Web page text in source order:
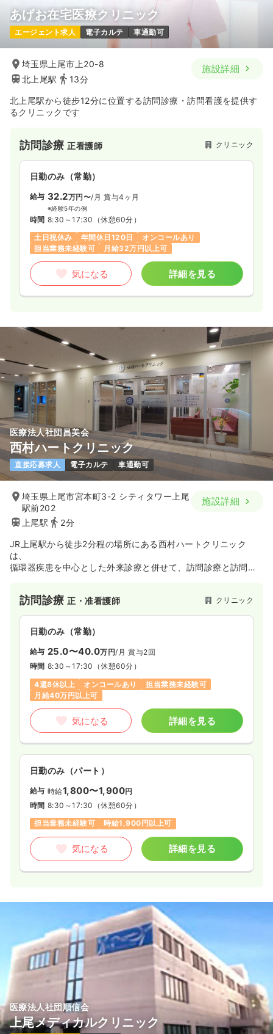
あげお在宅医療クリニック
エージェント求人 電子カルテ 車通勤可
埼玉県上尾市上20-8
北上尾駅
13分
施設詳細
北上尾駅から徒步12分に位置する訪問診療・訪問看護を提供す
るクリニックです
訪問診療正看護師 クリニック
日勤のみ（常勤）
給与 32.2万円〜/月 賞与4ヶ月
※経験5年の例
時間 8:30～17:30 （休憩60分）
土日祝休み
年間休日120日
オンコールあり
担当業務未経験可
月給32万円以上可
気になる 詳細を見る
医療法人社団昌美会
西村ハートクリニック
直接応募求人 電子カルテ 車通勤可
埼玉県上尾市宮本町3-2 シティタワー上尾
駅前202
上尾駅
2分
施設詳細
JR上尾駅から徒歩2分程の場所にある西村ハートクリニック
は、
循環器疾患を中心とした外来診療と併せて、訪問診療と訪問看
このたび看護体制のさらなる充実を図るため、新しい看護スタ
ッフを募集することになりました。
訪問診療のご経験がない方もベテランスタッフが丁寧に指導し
ます。
分からないことはお気軽にご質問ください。
あなたの今までの経験をぜひ当クリニックで活かしませんか？
ご見学やご応募お待ちしております。
訪問診療正・准看護師 クリニック
日勤のみ（常勤）
給与 25.0〜40.0万円/月 賞与2回
時間 8:30～17:30 （休憩60分）
4週8休以上
オンコールあり
担当業務未経験可
月給40万円以上可
気になる 詳細を見る
日勤のみ（パート）
給与 時給1,800〜1,900円
時間 8:30～17:30 （休憩60分）
担当業務未経験可
時給1,900円以上可
気になる 詳細を見る
医療法人社団順信会
上尾メディカルクリニック